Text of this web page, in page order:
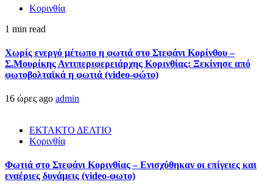
Κορινθία
1 min read
Χωρίς ενεργό μέτωπο η φωτιά στο Στεφάνι Κορίνθου –
Σ.Μουρίκης Αντιπεριφερειάρχης Κορινθίας: Ξεκίνησε από
φωτοβολταϊκά η φωτιά (video-φώτο)
16 ώρες ago admin
ΕΚΤΑΚΤΟ ΔΕΛΤΙΟ
Κορινθία
Φωτιά στο Στεφάνι Κορινθίας – Ενισχύθηκαν οι επίγειες και
εναέριες δυνάμεις (video-φωτο)